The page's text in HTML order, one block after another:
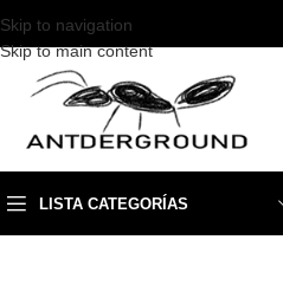
Skip to navigation
Skip to main content
LISTA CATEGORÍAS